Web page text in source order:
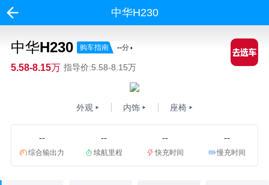
中华H230
中华H230 购车指南 --分
5.58-8.15万 指导价:5.58-8.15万
外观 内饰 座椅
--
综合输出力
--
续航里程
--
快充时间
--
慢充时间